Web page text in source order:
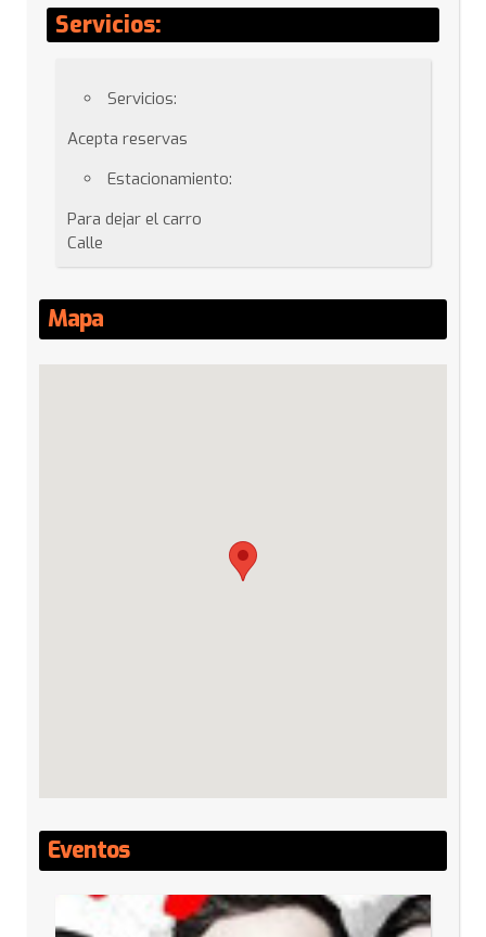
Servicios:
Servicios:
Acepta reservas
Estacionamiento:
Para dejar el carro
Calle
Mapa
Eventos